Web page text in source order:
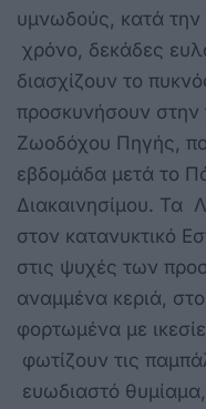
υμνωδούς, κατά την
χρόνο, δεκάδες
διασχίζουν το
προσκυνήσουν στην
Ζωοδόχου Πηγής,
εβδομάδα μετά το
Διακαινησίμου. Τα
στον κατανυκτικό
στις ψυχές των
αναμμένα κεριά,
φορτωμένα με
φωτίζουν τις
ευωδιαστό